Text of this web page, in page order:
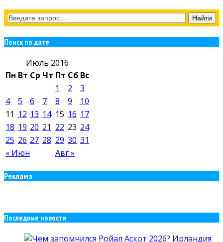
Поиск по дате
Июль 2016
Пн Вт Ср Чт Пт Сб Вс
« Июн Авг »
1 2
3
4
5 6 7 8 9
10
11 12 13 14 15 16 17
18 19 20 21 22 23 24
25 26 27 28 29 30 31
Реклама
Последние новости